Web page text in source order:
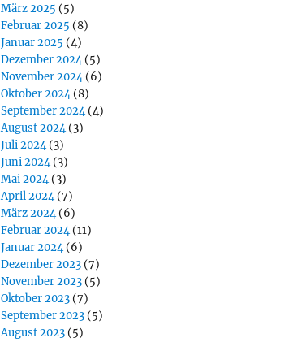
März 2025 (5)
Februar 2025 (8)
Januar 2025 (4)
Dezember 2024(5)
November 2024(6)
Oktober 2024(8)
September 2024(4)
August 2024(3)
Juli 2024(3)
Juni 2024(3)
Mai 2024(3)
April 2024(7)
März 2024(6)
Februar 2024(11)
Januar 2024(6)
Dezember 2023 (7)
November 2023 (5)
Oktober 2023 (7)
September 2023 (5)
August 2023 (5)